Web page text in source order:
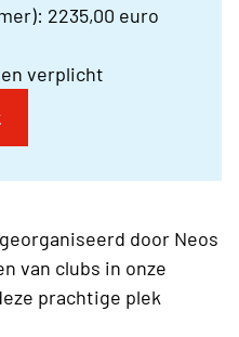
2235,00 euro
verplicht
door Neos
van clubs in onze
prachtige plek